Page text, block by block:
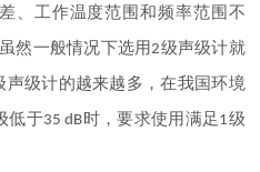
、工作温度范围和频率范围不
然一般情况下选用2级声级计就
声级计的越来越多，在我国环境
低于35 dB 时，要求使用满足 1级